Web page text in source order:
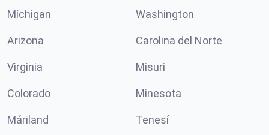
Míchigan Washington
Arizona Carolina del Norte
Virginia Misuri
Colorado Minesota
Máriland Tenesí